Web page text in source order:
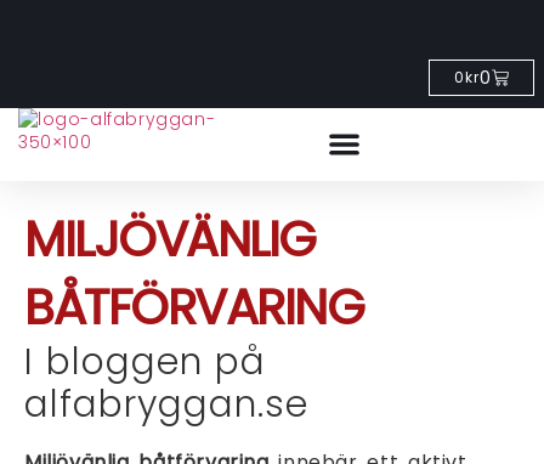
0kr0
MILJÖVÄNLIG
BÅTFÖRVARING
I bloggen på
alfabryggan.se